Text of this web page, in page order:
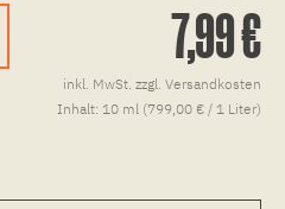
7,99 €
inkl. MwSt. zzgl. Versandkosten
Inhalt: 10 ml (799,00 € / 1 Liter)